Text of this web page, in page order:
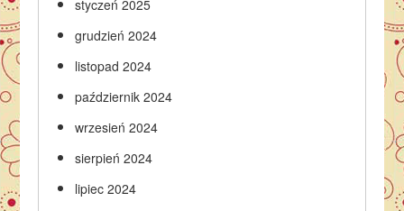
styczeń 2025
grudzień 2024
listopad 2024
październik 2024
wrzesień 2024
sierpień 2024
lipiec 2024